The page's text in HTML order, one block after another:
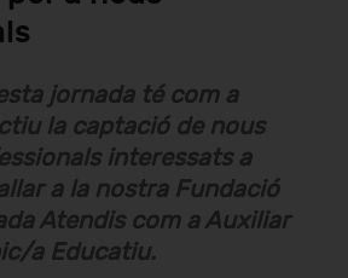
jornada té com a
la captació de nous
interessats a
a la nostra Fundació
Atendis com a Auxiliar
a Educatiu.